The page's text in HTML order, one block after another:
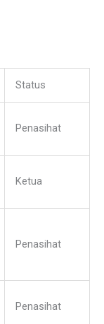
Status
Penasihat
Ketua
Penasihat
Penasihat